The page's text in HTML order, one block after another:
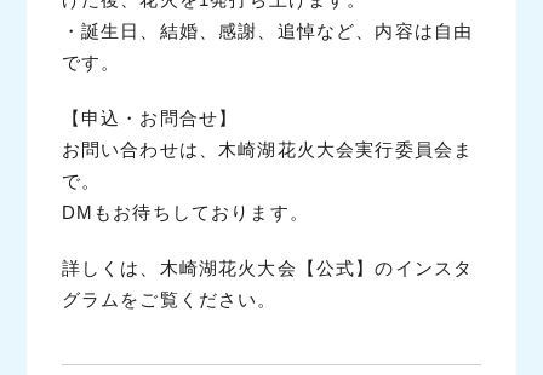
・誕生日、結婚、感謝、追悼など、内容は自由
です。
【申込・お問合せ】
お問い合わせは、木崎湖花火大会実行委員会ま
で。
DMもお待ちしております。
詳しくは、木崎湖花火大会【公式】のインスタ
グラムをご覧ください。